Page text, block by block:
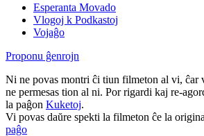
Esperanta Movado
Vlogoj k Podkastoj
Vojaĝo
Proponu ĝenrojn
Ni ne povas montri ĉi tiun filmeton al vi, ĉar
ne permesas tion al ni. Por rigardi kaj re-
la paĝon Kuketoj.
Vi povas daŭre spekti la filmeton ĉe la
paĝo